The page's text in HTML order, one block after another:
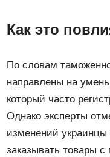
Как это
По словам
направлены на
который часто
Однако эксперты
изменений украинцы
заказывать товары